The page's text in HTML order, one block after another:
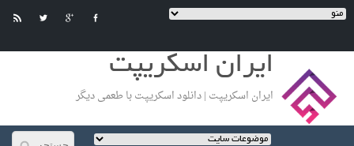
ایران اسکریپت
ایران اسکریپت | دانلود اسکریپت با طعمی دیگر